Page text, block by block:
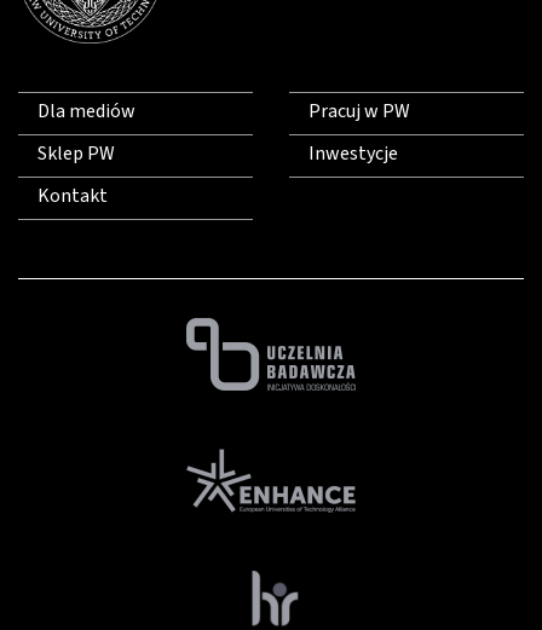
Dla mediów
Sklep PW
Kontakt
Pracuj w PW
Inwestycje